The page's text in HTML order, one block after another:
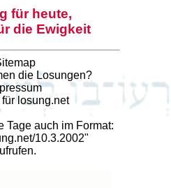
für heute,
die Ewigkeit
die Losungen?
losung.net
Tage auch im Format:
10.3.2002"